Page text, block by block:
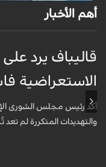
أهم الأخبار
قاليباف يرد
الاستعراضية
أكد رئيس مجلس الشورى
والتهديدات المتكررة لم تعد